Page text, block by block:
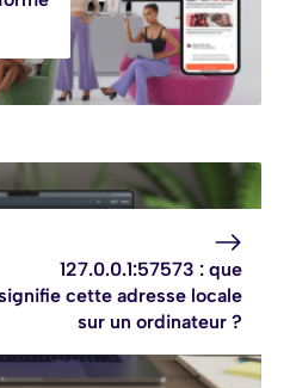
127.0.0.1:57573 : que
cette adresse locale
sur un ordinateur ?